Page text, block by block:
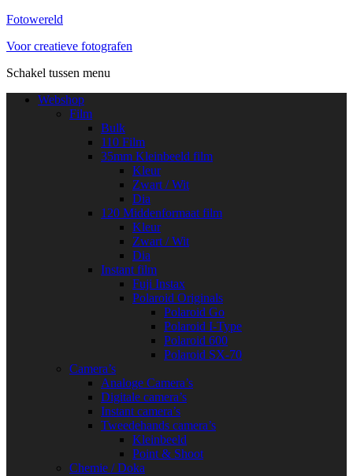
Fotowereld
Voor creatieve fotografen
Schakel tussen menu
Webshop
Film
Bulk
110 Film
35mm Kleinbeeld film
Kleur
Zwart / Wit
Dia
120 Middenformaat film
Kleur
Zwart / Wit
Dia
Instant film
Fuji Instax
Polaroid Originals
Polaroid Go
Polaroid I-Type
Polaroid 600
Polaroid SX-70
Camera’s
Analoge Camera’s
Digitale camera’s
Instant camera’s
Tweedehands camera’s
Kleinbeeld
Point & Shoot
Chemie / Doka